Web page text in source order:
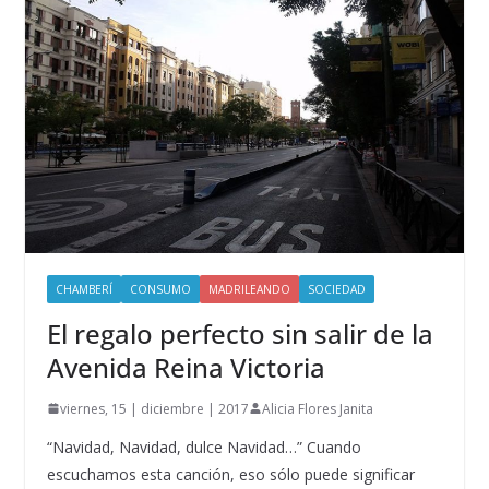
CHAMBERÍ CONSUMO MADRILEANDO SOCIEDAD
El regalo perfecto sin salir de la
Avenida Reina Victoria
viernes, 15 | diciembre | 2017 Alicia Flores Janita
“Navidad, Navidad, dulce Navidad…” Cuando
escuchamos esta canción, eso sólo puede significar